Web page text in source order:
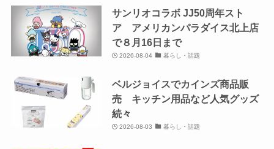
サンリオコラボ JJ50周年スト
ア アメリカンパラダイス北上店
で８月16日まで
2026-08-04 暮らし・話題
ベルジョイスでカインズ商品販
売 キッチン用品など人気グッズ
続々
2026-08-03 暮らし・話題